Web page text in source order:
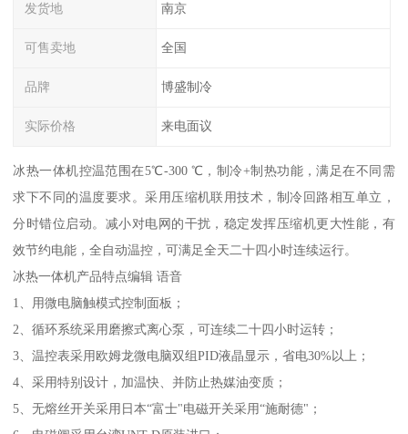
发货地 南京
可售卖地 全国
品牌 博盛制冷
实际价格 来电面议
冰热一体机控温范围在5℃-300 ℃，制冷+制热功能，满足在不同需
求下不同的温度要求。采用压缩机联用技术，制冷回路相互单立，
分时错位启动。减小对电网的干扰，稳定发挥压缩机更大性能，有
效节约电能，全自动温控，可满足全天二十四小时连续运行。
冰热一体机产品特点编辑 语音
1、用微电脑触模式控制面板；
2、循环系统采用磨擦式离心泵，可连续二十四小时运转；
3、温控表采用欧姆龙微电脑双组PID液晶显示，省电30%以上；
4、采用特别设计，加温快、并防止热媒油变质；
5、无熔丝开关采用日本“富士"电磁开关采用“施耐德"；